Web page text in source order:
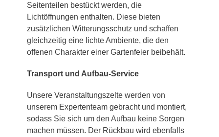
Seitenteilen bestückt werden, die
Lichtöffnungen enthalten. Diese bieten
zusätzlichen Witterungsschutz und schaffen
gleichzeitig eine lichte Ambiente, die den
offenen Charakter einer Gartenfeier beibehält.
Transport und Aufbau-Service
Unsere Veranstaltungszelte werden von
unserem Expertenteam gebracht und montiert,
sodass Sie sich um den Aufbau keine Sorgen
machen müssen. Der Rückbau wird ebenfalls